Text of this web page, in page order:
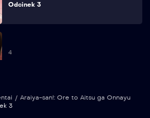
Odcinek 3
4
/ Araiya-san!: Ore to Aitsu ga Onnayu
3